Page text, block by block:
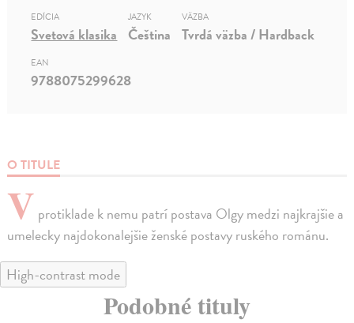
O TITULE
V protiklade k nemu patrí postava Olgy medzi najkrajšie a
umelecky najdokonalejšie ženské postavy ruského románu.
EDÍCIA
Svetová klasika
JAZYK
Čeština
VÄZBA
Tvrdá väzba / Hardback
EAN
9788075299628
High-contrast mode
Podobné tituly